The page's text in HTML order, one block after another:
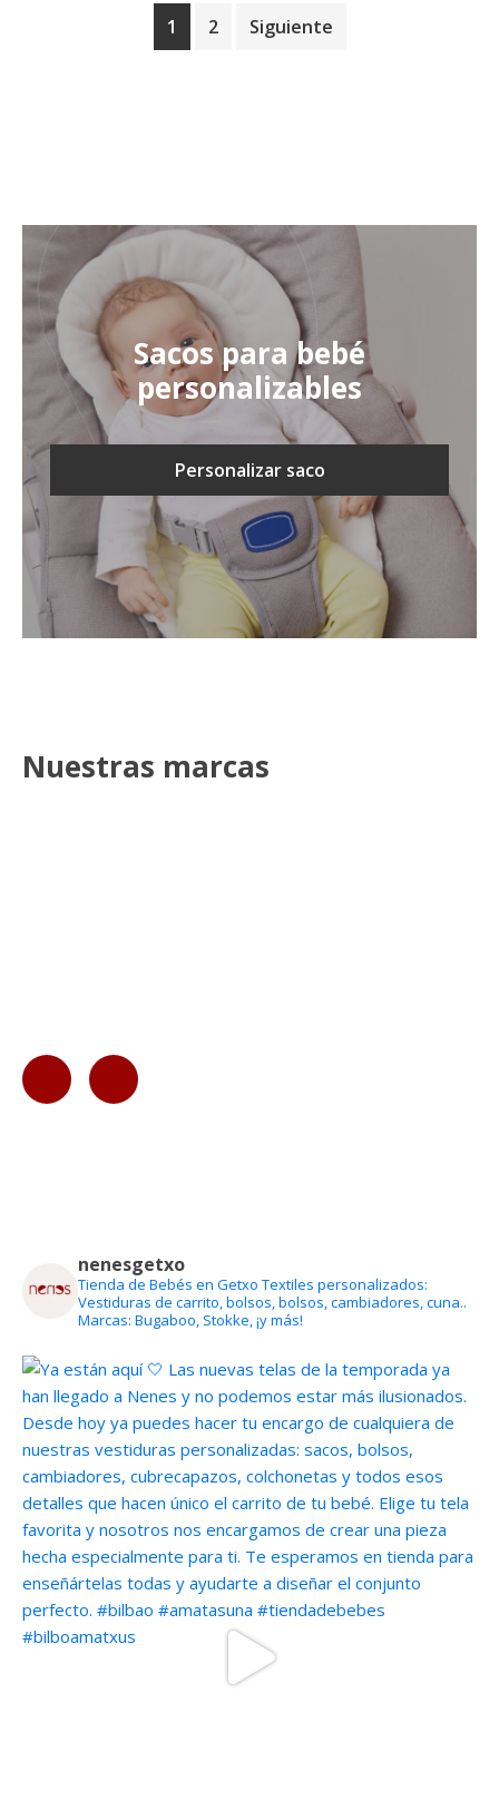
1 2 Siguiente
Sacos para bebé
personalizables
Personalizar saco
Nuestras marcas
nenesgetxo
Tienda de Bebés en Getxo Textiles personalizados:
Vestiduras de carrito, bolsos, bolsos, cambiadores, cuna..
Marcas: Bugaboo, Stokke, ¡y más!